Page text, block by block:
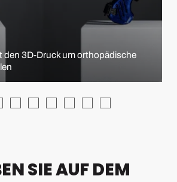
den 3D-Druck um orthopädische
SIE AUF DEM